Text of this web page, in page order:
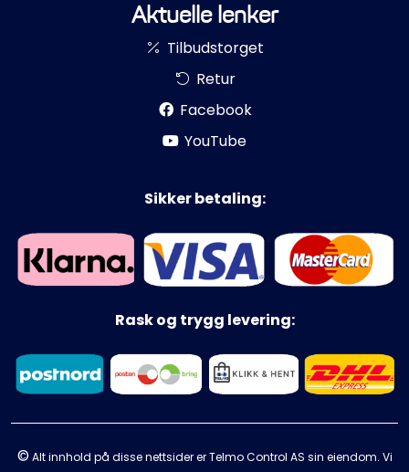
Aktuelle lenker
Tilbudstorget
Retur
Facebook
YouTube
Sikker betaling:
Rask og trygg levering:
© Alt innhold på disse nettsider er Telmo Control AS sin eiendom. Vi